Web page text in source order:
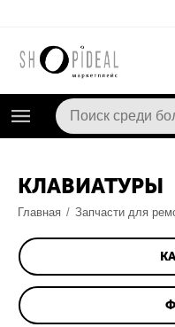
КЛАВИАТУРЫ
Главная / Запчасти для